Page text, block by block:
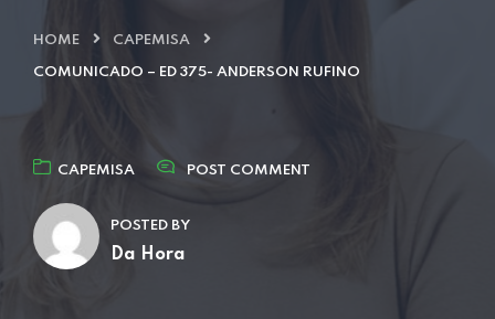
HOME CAPEMISA
COMUNICADO – ED 375- ANDERSON RUFINO
CAPEMISA POST COMMENT
POSTED BY
Da Hora